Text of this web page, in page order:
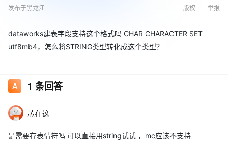
发布于黑龙江
举报
版权
dataworks建表字段支持这个格式吗 CHAR CHARACTER SET
utf8mb4，怎么将STRING类型转化成这个类型？
1 条回答
芯在这
是需要存表情符吗 可以直接用string试试 ，mc应该不支持